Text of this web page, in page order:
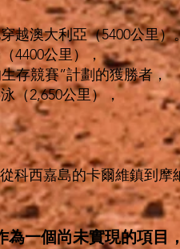
越澳大利亞（5400公里）
4400公里），
存競賽”計劃的獲勝者，
（2,650公里），
科西嘉島的卡爾維鎮到
為一個尚未實現的項目